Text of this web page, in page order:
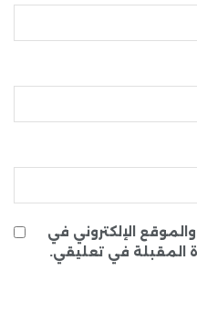
الإلكتروني في
المقبلة في تعليقي.